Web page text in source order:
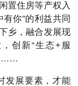
置住房等产权入
你”的利益共同
乡，融合发展现
创新“生态+服
……
发展要素，才能